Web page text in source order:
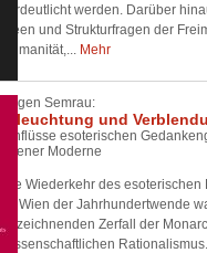
verdeutlicht werden. Darüber
Ideen und Strukturfragen der
Humanität,... Mehr
Eugen Semrau:
Erleuchtung und
Einflüsse esoterischen
Wiener Moderne
Die Wiederkehr des
im Wien der Jahrhundertwende
abzeichnenden Zerfall der
wissenschaftlichen